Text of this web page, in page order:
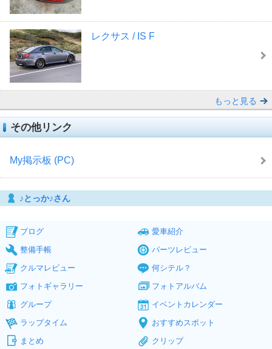
レクサス / IS F
もっと見る
その他リンク
My掲示板 (PC)
♪とっか♪さん
ブログ
愛車紹介
整備手帳
パーツレビュー
クルマレビュー
何シテル？
フォトギャラリー
フォトアルバム
グループ
イベントカレンダー
ラップタイム
おすすめスポット
まとめ
クリップ